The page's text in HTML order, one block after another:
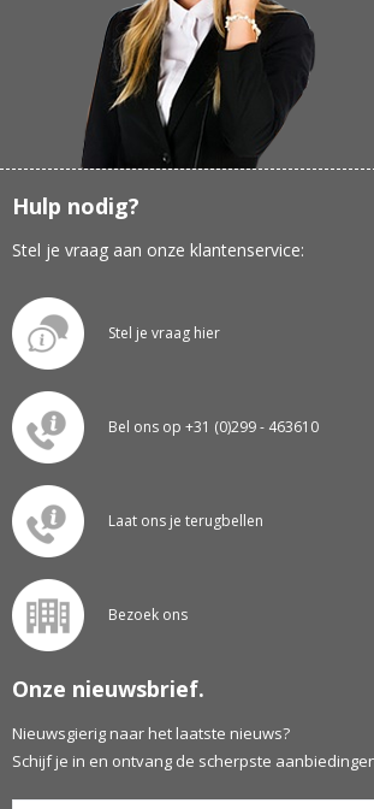
Hulp nodig?
Stel je vraag aan onze klantenservice:
Stel je vraag hier
Bel ons op +31 (0)299 - 463610
Laat ons je terugbellen
Bezoek ons
Onze nieuwsbrief.
Nieuwsgierig naar het laatste nieuws?
Schijf je in en ontvang de scherpste